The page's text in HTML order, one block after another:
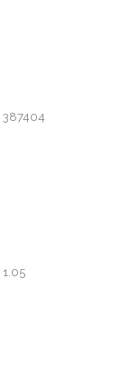
387404
1.05